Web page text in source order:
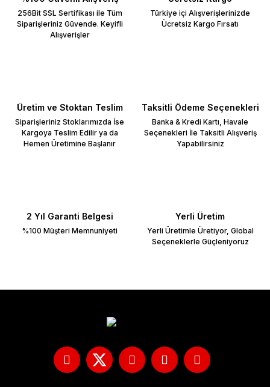
256Bit SSL Sertifikası ile Tüm
Siparişleriniz Güvende. Keyifli
Alışverişler
Türkiye içi Alışverişlerinizde
Ücretsiz Kargo Fırsatı
Üretim ve Stoktan Teslim
Siparişleriniz Stoklarımızda İse
Kargoya Teslim Edilir ya da
Hemen Üretimine Başlanır
Taksitli Ödeme Seçenekleri
Banka & Kredi Kartı, Havale
Seçenekleri İle Taksitli Alışveriş
Yapabilirsiniz
2 Yıl Garanti Belgesi
%100 Müşteri Memnuniyeti
Yerli Üretim
Yerli Üretimle Üretiyor, Global
Seçeneklerle Güçleniyoruz